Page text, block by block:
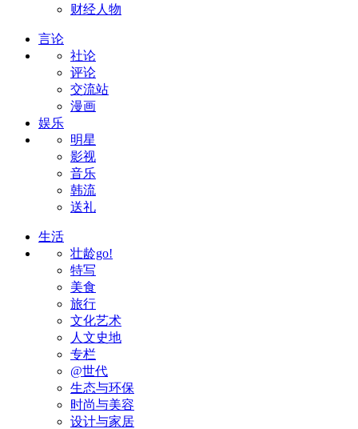
财经人物
言论
社论
评论
交流站
漫画
娱乐
明星
影视
音乐
韩流
送礼
生活
壮龄go!
特写
美食
旅行
文化艺术
人文史地
专栏
@世代
生态与环保
时尚与美容
设计与家居